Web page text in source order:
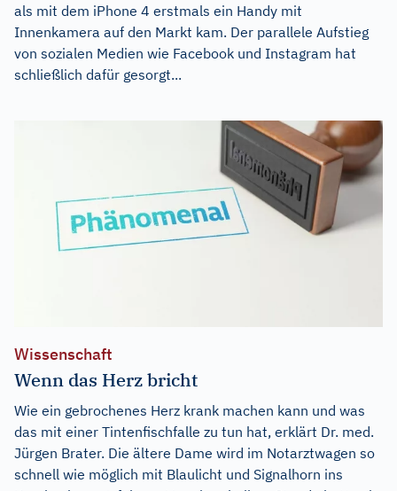
als mit dem iPhone 4 erstmals ein Handy mit
Innenkamera auf den Markt kam. Der parallele Aufstieg
von sozialen Medien wie Facebook und Instagram hat
schließlich dafür gesorgt...
Wissenschaft
Wenn das Herz bricht
Wie ein gebrochenes Herz krank machen kann und was
das mit einer Tintenfischfalle zu tun hat, erklärt Dr. med.
Jürgen Brater. Die ältere Dame wird im Notarztwagen so
schnell wie möglich mit Blaulicht und Signalhorn ins